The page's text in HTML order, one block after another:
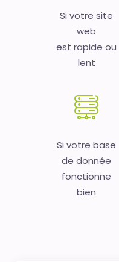
Si votre site
web
est rapide ou
lent
Si votre base
de donnée
fonctionne
bien